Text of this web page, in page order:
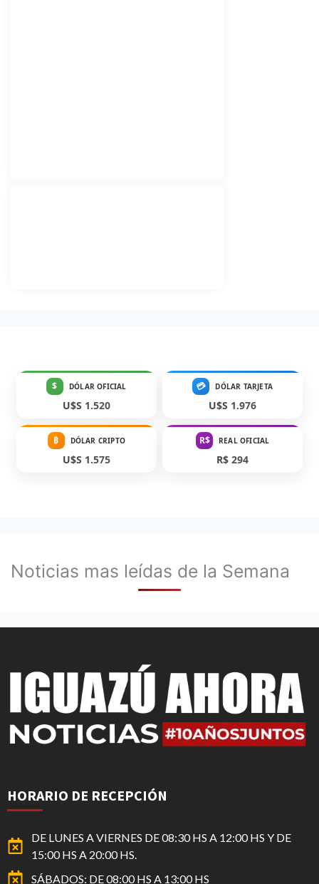
$ DÓLAR OFICIAL
U$S 1.520
💳 DÓLAR TARJETA
U$S 1.976
₿ DÓLAR CRIPTO
U$S 1.575
R$ REAL OFICIAL
R$ 294
Noticias mas leídas de la Semana
HORARIO DE RECEPCIÓN
DE LUNES A VIERNES DE 08:30 HS A 12:00 HS Y DE
15:00 HS A 20:00 HS.
SÁBADOS: DE 08:00 HS A 13:00 HS